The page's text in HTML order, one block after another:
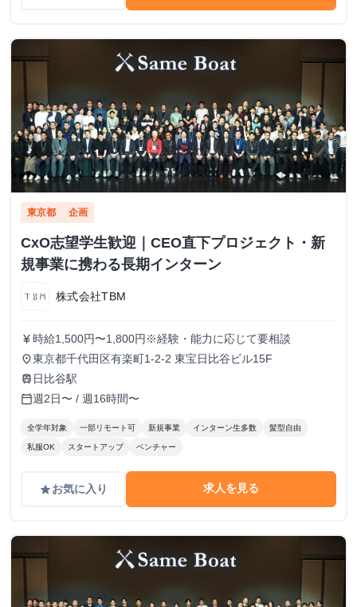
東京都 企画
CxO志望学生歓迎｜CEO直下プロジェクト・新
規事業に携わる長期インターン
株式会社TBM
currency_yen 時給1,500円〜1,800円※経験・能力に応じて要相談
place東京都千代田区有楽町1-2-2 東宝日比谷ビル15F
train 日比谷駅
calendar_today週2日〜 / 週16時間〜
全学年対象 一部リモート可 新規事業 インターン生多数 髪型自由
私服OK スタートアップ ベンチャー
gradeお気に入り 求人を見る